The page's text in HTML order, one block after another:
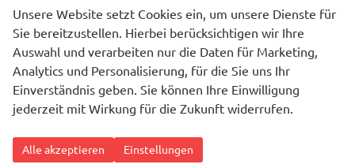
(KA2) Rückfahrkamera
(4A3) Sitzheizung für Vordersitze
(6I1) Spurhalteassistent - Lane Assist (ohne
HOD)
MULTIMEDIA UND KOMMUNIKATION:
(9ZX) Bluetooth
(9WJ) Wired & Wireless Smart Link+ (Navigation
Unsere Website setzt Cookies ein, um unsere Dienste für
Sie bereitzustellen. Hierbei berücksichtigen wir Ihre
Auswahl und verarbeiten nur die Daten für Marketing,
Analytics und Personalisierung, für die Sie uns Ihr
Einverständnis geben. Sie können Ihre Einwilligung
jederzeit mit Wirkung für die Zukunft widerrufen.
Alle akzeptieren Einstellungen